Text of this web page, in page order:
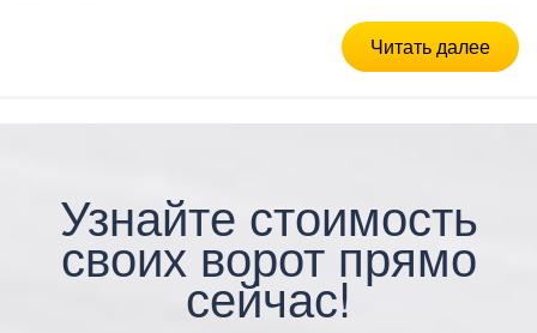
Читать далее
Узнайте стоимость
своих ворот прямо
сейчас!